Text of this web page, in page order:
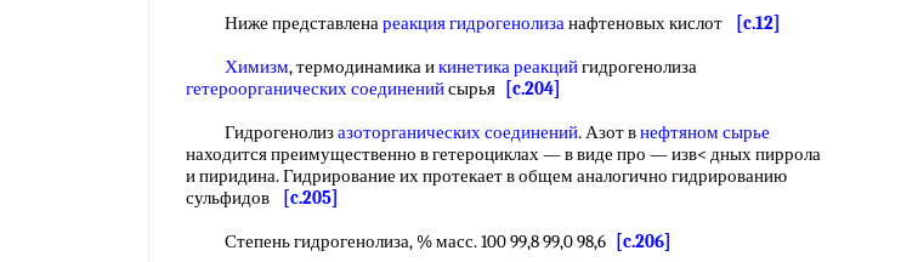
Ниже представленареакция гидрогенолизанафтеновых кислот
[c.12]
Химизм, термодинамика икинетика реакцийгидрогенолиза
гетероорганических соединенийсырья
[c.204]
Гидрогенолизазоторганических соединений. Азот внефтяном сырье
находится преимущественно в гетероциклах — в виде про — изв< дных пиррола
и пиридина. Гидрирование их протекает в общем аналогично гидрированию
сульфидов
[c.205]
Степень гидрогенолиза, % масс. 100 99,8 99,0 98,6
[c.206]